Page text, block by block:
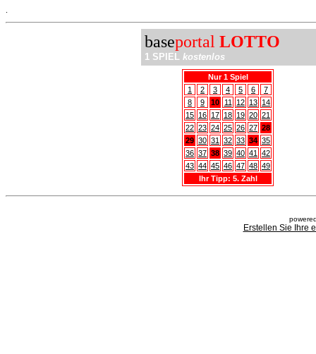
baseportal LOTTO
1 SPIEL kostenlos
Nur 1 Spiel
1
2 3 4 5 6
7
8
9 10 11 12 13 14
15 16 17 18 19 20 21
22 23 24 25 26 27 28
29 30 31 32 33 34 35
36 37 38 39 40 41
42
43 44 45 46 47 48 49
Ihr Tipp: 5. Zahl
Erstellen Sie Ihre